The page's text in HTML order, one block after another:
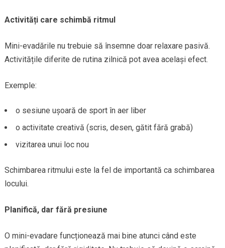
Activități care schimbă ritmul
Mini-evadările nu trebuie să însemne doar relaxare pasivă.
Activitățile diferite de rutina zilnică pot avea același efect.
Exemple:
o sesiune ușoară de sport în aer liber
o activitate creativă (scris, desen, gătit fără grabă)
vizitarea unui loc nou
Schimbarea ritmului este la fel de importantă ca schimbarea
locului.
Planifică, dar fără presiune
O mini-evadare funcționează mai bine atunci când este